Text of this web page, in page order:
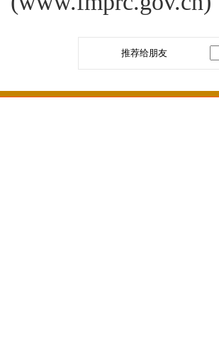
推荐给朋友